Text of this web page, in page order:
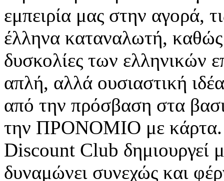
εμπειρία μας στην αγορά,
έλληνα καταναλωτή, καθώς
δυσκολίες των ελληνικών
απλή, αλλά ουσιαστική
από την πρόσβαση στα
την ΠΡΟΝΟΜΙΟ με
Discount Club δημιουργεί
δυναμώνει συνεχώς και